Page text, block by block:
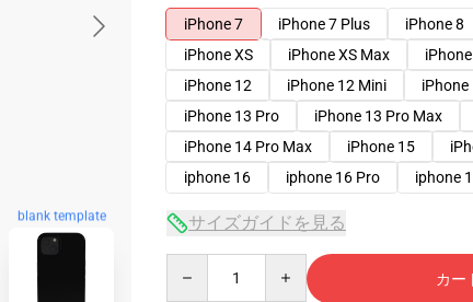
blank template
iPhone 7
iPhone 7 Plus iPhone 8
iPhone XS
iPhone XS Max iPhone
iPhone 12
iPhone 12 Mini iPhone
iPhone 13 Pro
iPhone 13 Pro Max
iPhone 14 Pro Max
iPhone 15
iphone 16
iphone 16 Pro iphone
サイズガイドを見る
カー